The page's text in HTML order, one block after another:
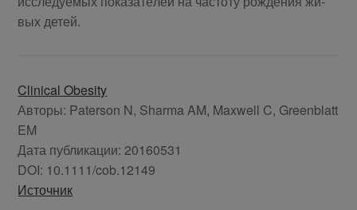
вых детей.
Clinical Obesity
Авторы: Paterson N, Sharma AM, Maxwell C, Greenblatt
EM
Дата публикации: 20160531
DOI: 10.1111/cob.12149
Источник